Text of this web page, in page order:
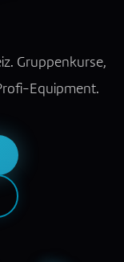
Gruppenkurse,
Equipment.